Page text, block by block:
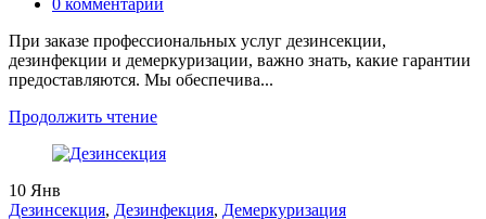
0 комментарии
При заказе профессиональных услуг дезинсекции,
дезинфекции и демеркуризации, важно знать, какие гарантии
предоставляются. Мы обеспечива...
Продолжить чтение
10 Янв
Дезинсекция, Дезинфекция, Демеркуризация